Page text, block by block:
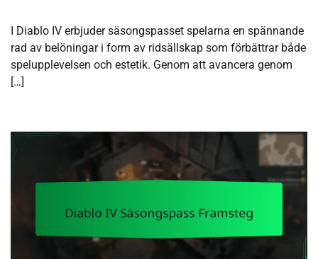
I Diablo IV erbjuder säsongspasset spelarna en spännande
rad av belöningar i form av ridsällskap som förbättrar både
spelupplevelsen och estetik. Genom att avancera genom
[…]